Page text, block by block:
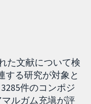
た文献について検
する研究が対象と
件のコンポジ
ルガム充塡が評